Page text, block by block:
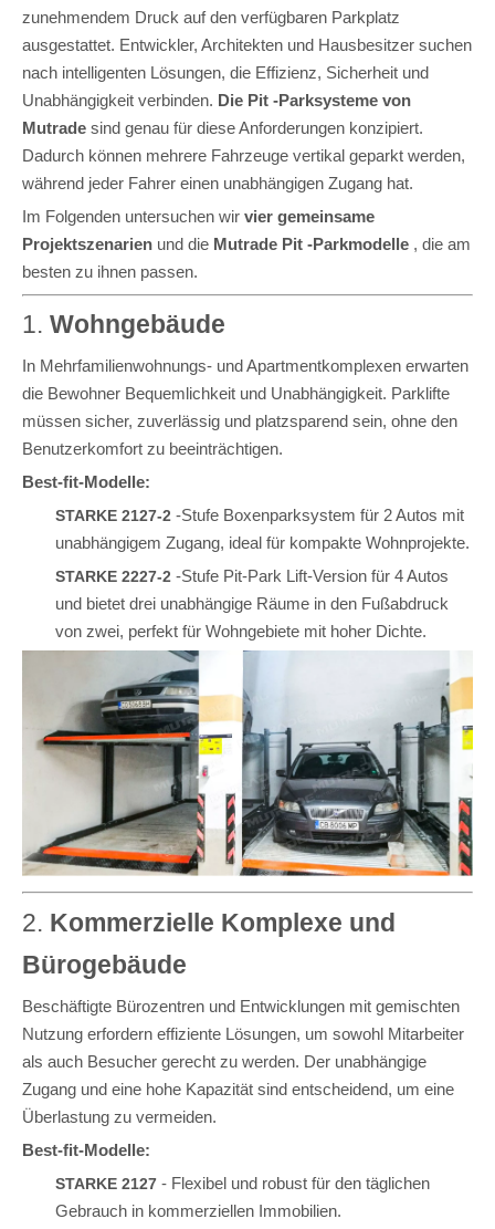
zunehmendem Druck auf den verfügbaren Parkplatz
ausgestattet. Entwickler, Architekten und Hausbesitzer suchen
nach intelligenten Lösungen, die Effizienz, Sicherheit und
Unabhängigkeit verbinden. Die Pit -Parksysteme von
Mutrade sind genau für diese Anforderungen konzipiert.
Dadurch können mehrere Fahrzeuge vertikal geparkt werden,
während jeder Fahrer einen unabhängigen Zugang hat.
Im Folgenden untersuchen wir vier gemeinsame
Projektszenarien und die Mutrade Pit -Parkmodelle , die am
besten zu ihnen passen.
1. Wohngebäude
In Mehrfamilienwohnungs- und Apartmentkomplexen erwarten
die Bewohner Bequemlichkeit und Unabhängigkeit. Parklifte
müssen sicher, zuverlässig und platzsparend sein, ohne den
Benutzerkomfort zu beeinträchtigen.
Best-fit-Modelle:
STARKE 2127-2 -Stufe Boxenparksystem für 2 Autos mit
unabhängigem Zugang, ideal für kompakte Wohnprojekte.
STARKE 2227-2 -Stufe Pit-Park Lift-Version für 4 Autos
und bietet drei unabhängige Räume in den Fußabdruck
von zwei, perfekt für Wohngebiete mit hoher Dichte.
2. Kommerzielle Komplexe und
Bürogebäude
Beschäftigte Bürozentren und Entwicklungen mit gemischten
Nutzung erfordern effiziente Lösungen, um sowohl Mitarbeiter
als auch Besucher gerecht zu werden. Der unabhängige
Zugang und eine hohe Kapazität sind entscheidend, um eine
Überlastung zu vermeiden.
Best-fit-Modelle:
STARKE 2127 - Flexibel und robust für den täglichen
Gebrauch in kommerziellen Immobilien.